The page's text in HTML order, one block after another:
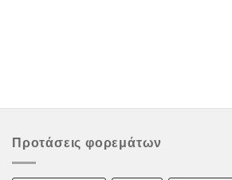
Προτάσεις φορεμάτων